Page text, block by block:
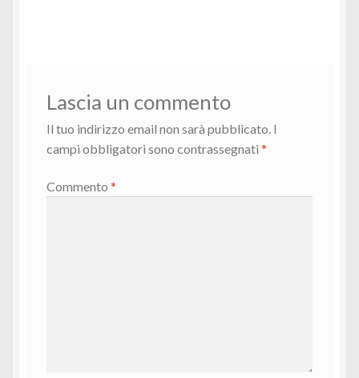
Lascia un commento
Il tuo indirizzo email non sarà pubblicato. I
campi obbligatori sono contrassegnati *
Commento *